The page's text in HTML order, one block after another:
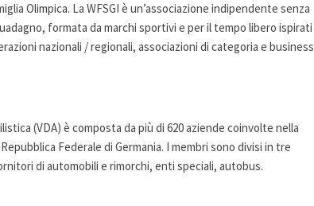
Olimpica. La WFSGI è un’associazione indipendente senza
formata da marchi sportivi e per il tempo libero ispirati
nazionali / regionali, associazioni di categoria e business
(VDA) è composta da più di 620 aziende coinvolte nella
Federale di Germania. I membri sono divisi in tre
di automobili e rimorchi, enti speciali, autobus.